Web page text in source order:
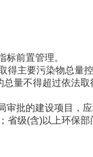
前置管理。
主要污染物总量
量不得超过依法
批的建设项目，
省级(含)以上环保